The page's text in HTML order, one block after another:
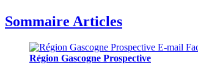
Sommaire Articles
Région Gascogne Prospective